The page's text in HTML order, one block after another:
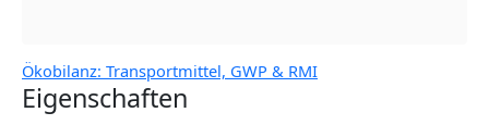
Ökobilanz: Transportmittel, GWP & RMI
Eigenschaften